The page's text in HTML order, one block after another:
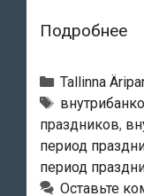
Подробнее
в
в
Рубрики
Tallinna
Тэги
праздников,
период
период
Оставьте